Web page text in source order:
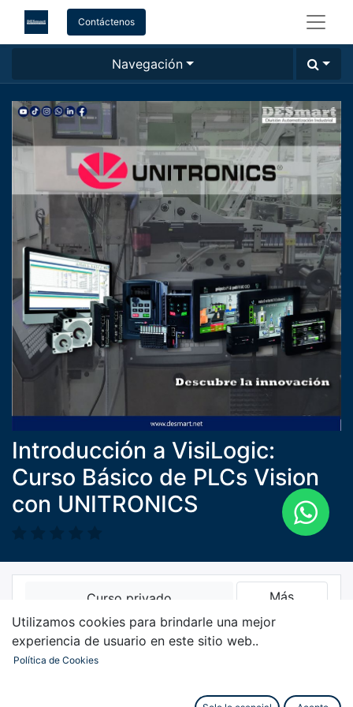
Contáctenos
Navegación
Introducción a VisiLogic:
Curso Básico de PLCs Vision
con UNITRONICS
Curso privado
Por favoriniciar sesiónpara
contactar al responsable.
Más
información
Utilizamos cookies para brindarle una mejor
experiencia de usuario en este sitio web..
Política de Cookies